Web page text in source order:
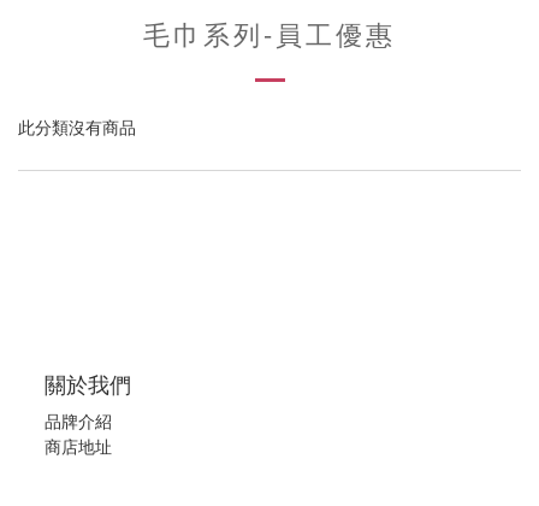
毛巾系列-員工優惠
此分類沒有商品
關於我們
品牌介紹
商店地址